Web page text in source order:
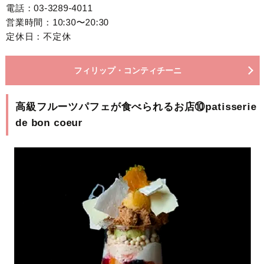
電話：03-3289-4011
営業時間：10:30〜20:30
定休日：不定休
フィリップ・コンティチーニ
高級フルーツパフェが食べられるお店⑩patisserie
de bon coeur